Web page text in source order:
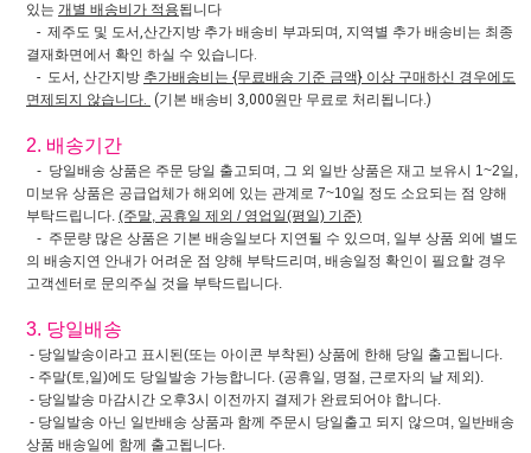
있는 개별 배송비가 적용됩니다
- 제주도 및 도서,산간지방 추가 배송비 부과되며, 지역별 추가 배송비는 최종
결재화면에서 확인 하실 수 있습니다.
- 도서, 산간지방 추가배송비는 {무료배송 기준 금액} 이상 구매하신 경우에도
면제되지 않습니다. (기본 배송비 3,000원만 무료로 처리됩니다.)
2. 배송기간
- 당일배송 상품은 주문 당일 출고되며, 그 외 일반 상품은 재고 보유시 1~2일,
미보유 상품은 공급업체가 해외에 있는 관계로 7~10일 정도 소요되는 점 양해
부탁드립니다. (주말, 공휴일 제외 / 영업일(평일) 기준)
- 주문량 많은 상품은 기본 배송일보다 지연될 수 있으며, 일부 상품 외에 별도
의 배송지연 안내가 어려운 점 양해 부탁드리며, 배송일정 확인이 필요할 경우
고객센터로 문의주실 것을 부탁드립니다.
3. 당일배송
- 당일발송이라고 표시된(또는 아이콘 부착된) 상품에 한해 당일 출고됩니다.
- 주말(토,일)에도 당일발송 가능합니다. (공휴일, 명절, 근로자의 날 제외).
- 당일발송 마감시간 오후3시 이전까지 결제가 완료되어야 합니다.
- 당일발송 아닌 일반배송 상품과 함께 주문시 당일출고 되지 않으며, 일반배송
상품 배송일에 함께 출고됩니다.